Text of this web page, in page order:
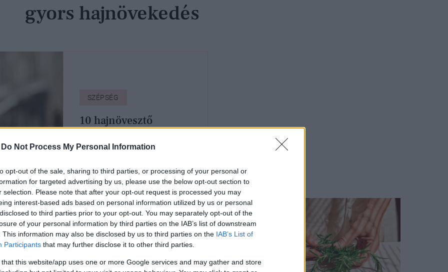
Do Not Process My Personal Information
opt-out of the sale, sharing to third parties, or processing of your personal or
for targeted advertising by us, please use the below opt-out section to
selection. Please note that after your opt-out request is processed you may
interest-based ads based on personal information utilized by us or personal
to third parties prior to your opt-out. You may separately opt-out of the
of your personal information by third parties on the IAB’s list of downstream
This information may also be disclosed by us to third parties on the IAB’s List of
Participants that may further disclose it to other third parties.
that this website/app uses one or more Google services and may gather and store
gyors hajnövekedés
SZÉPSÉG
10 hajnövesztő
brutálison gyors